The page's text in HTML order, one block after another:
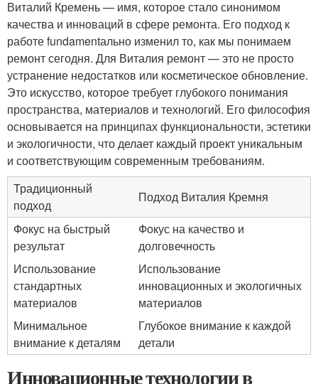
Виталий Кремень — имя, которое стало синонимом
качества и инноваций в сфере ремонта. Его подход к
работе fundamentально изменил то, как мы понимаем
ремонт сегодня. Для Виталия ремонт — это не просто
устранение недостатков или косметическое обновление.
Это искусство, которое требует глубокого понимания
пространства, материалов и технологий. Его философия
основывается на принципах функциональности, эстетики
и экологичности, что делает каждый проект уникальным
и соответствующим современным требованиям.
Традиционный
подход
Подход Виталия Кремня
Фокус на быстрый
результат
Фокус на качество и
долговечность
Использование
стандартных
материалов
Использование
инновационных и экологичных
материалов
Минимальное
внимание к деталям
Глубокое внимание к каждой
детали
Инновационные технологии в